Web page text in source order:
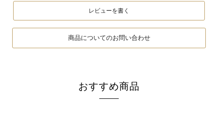
レビューを書く
商品についてのお問い合わせ
おすすめ商品